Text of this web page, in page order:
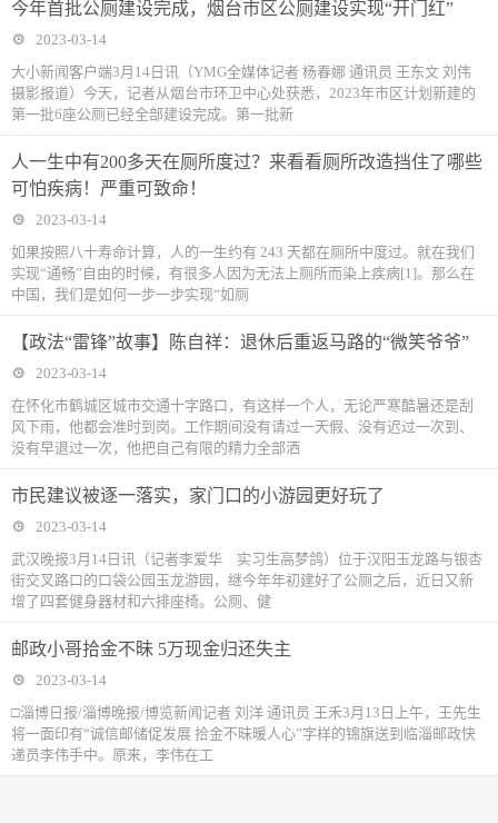
今年首批公厕建设完成，烟台市区公厕建设实现“开门红”
2023-03-14
大小新闻客户端3月14日讯（YMG全媒体记者 杨春娜 通讯员 王东文 刘伟
摄影报道）今天，记者从烟台市环卫中心处获悉，2023年市区计划新建的
第一批6座公厕已经全部建设完成。第一批新
人一生中有200多天在厕所度过？来看看厕所改造挡住了哪些
可怕疾病！严重可致命！
2023-03-14
如果按照八十寿命计算，人的一生约有 243 天都在厕所中度过。就在我们
实现“通畅”自由的时候，有很多人因为无法上厕所而染上疾病[1]。那么在
中国，我们是如何一步一步实现“如厕
【政法“雷锋”故事】陈自祥：退休后重返马路的“微笑爷爷”
2023-03-14
在怀化市鹤城区城市交通十字路口，有这样一个人，无论严寒酷暑还是刮
风下雨，他都会准时到岗。工作期间没有请过一天假、没有迟过一次到、
没有早退过一次，他把自己有限的精力全部洒
市民建议被逐一落实，家门口的小游园更好玩了
2023-03-14
武汉晚报‬3月14日讯（记者李爱华 实习生高梦鸽）位于汉阳玉龙路与银杏
街交叉路口的口袋公园玉龙游园，继今年年初建好了公厕之后，近日又新
增了四套健身器材和六排座椅。公厕、健
邮政小哥拾金不昧 5万现金归还失主
2023-03-14
□淄博日报/淄博晚报/博览新闻记者 刘洋 通讯员 王禾3月13日上午，王先生
将一面印有“诚信邮储促发展 拾金不昧暖人心”字样的锦旗送到临淄邮政快
递员李伟手中。原来，李伟在工